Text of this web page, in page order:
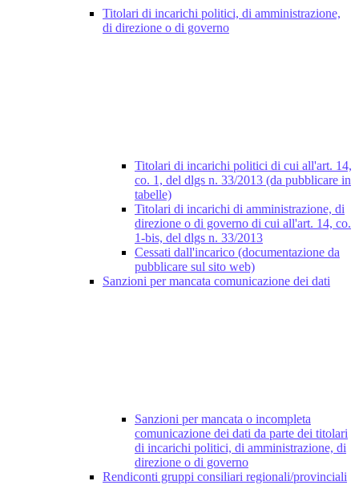
Titolari di incarichi politici, di amministrazione,
di direzione o di governo
Titolari di incarichi politici di cui all'art. 14,
co. 1, del dlgs n. 33/2013 (da pubblicare in
tabelle)
Titolari di incarichi di amministrazione, di
direzione o di governo di cui all'art. 14, co.
1-bis, del dlgs n. 33/2013
Cessati dall'incarico (documentazione da
pubblicare sul sito web)
Sanzioni per mancata comunicazione dei dati
Sanzioni per mancata o incompleta
comunicazione dei dati da parte dei titolari
di incarichi politici, di amministrazione, di
direzione o di governo
Rendiconti gruppi consiliari regionali/provinciali